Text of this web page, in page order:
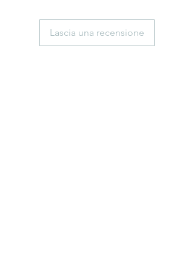
Lascia una recensione